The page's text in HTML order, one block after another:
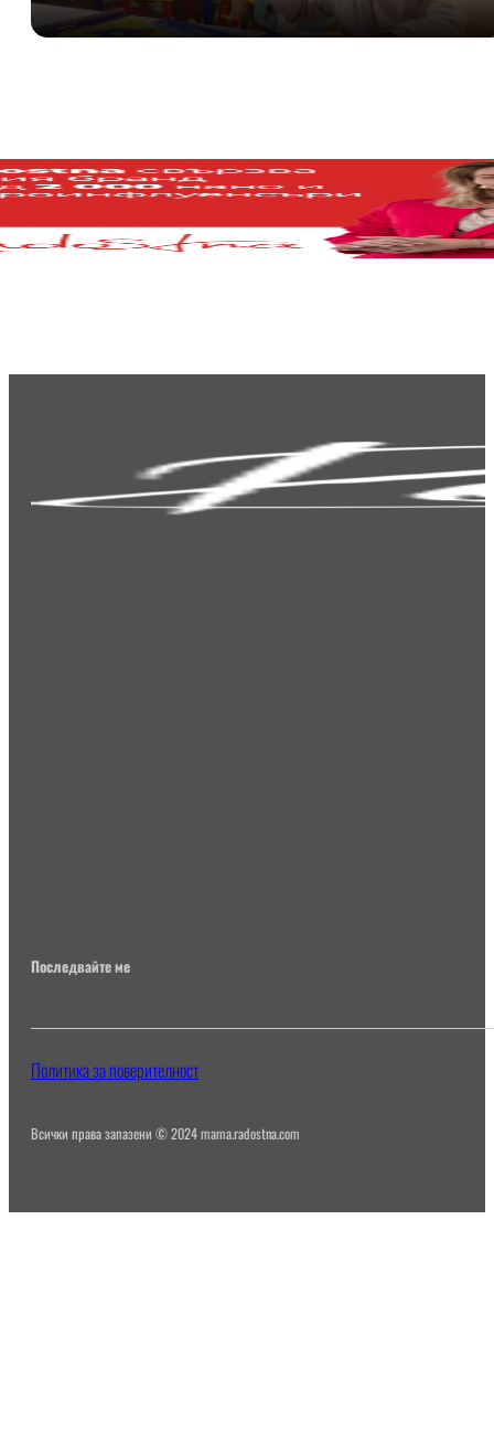
Последвайте ме
Всички права запазени © 2024 mama.radostna.com
Политика за поверителност